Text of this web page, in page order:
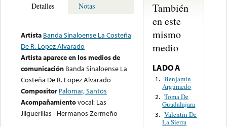
Detalles Notas
Artista Banda Sinaloense La Costeña
De R. Lopez Alvarado
Artista aparece en los medios de
comunicación Banda Sinaloense La
Costeña De R. Lopez Alvarado
Compositor Palomar, Santos
Acompañamientovocal: Las
Jilguerillas - Hermanos Zermeño
También
en este
mismo
medio
LADO A
1. Benjamin
Argumedo
2. Toma De
Guadalajara
3. Valentin De
La Sierra